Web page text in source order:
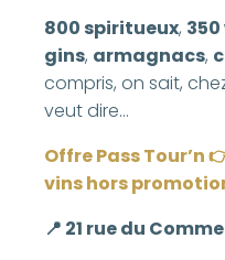
800 spiritueux,
gins, armagnacs,
compris, on sait,
veut dire…
Offre Pass Tour’n
vins hors
📍 21 rue du